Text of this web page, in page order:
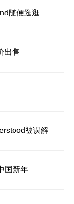
随便逛逛
出售
被误解
国新年